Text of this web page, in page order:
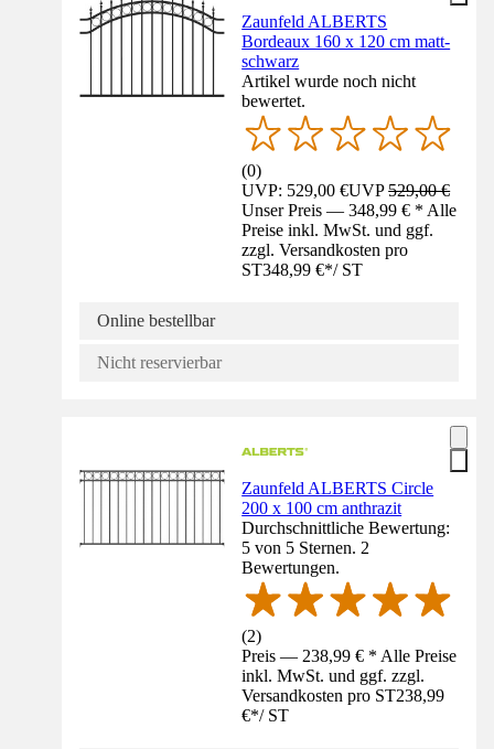
Zaunfeld ALBERTS
Bordeaux 160 x 120 cm matt-
schwarz
Artikel wurde noch nicht
bewertet.
(0)
UVP: 529,00 €UVP529,00 €
Unser Preis — 348,99 € * Alle
Preise inkl. MwSt. und ggf.
zzgl. Versandkosten pro
ST348,99 €*/ ST
Online bestellbar
Nicht reservierbar
Zaunfeld ALBERTS Circle
200 x 100 cm anthrazit
Durchschnittliche Bewertung:
5 von 5 Sternen. 2
Bewertungen.
(2)
Preis — 238,99 € * Alle Preise
inkl. MwSt. und ggf. zzgl.
Versandkosten pro ST238,99
€*/ ST